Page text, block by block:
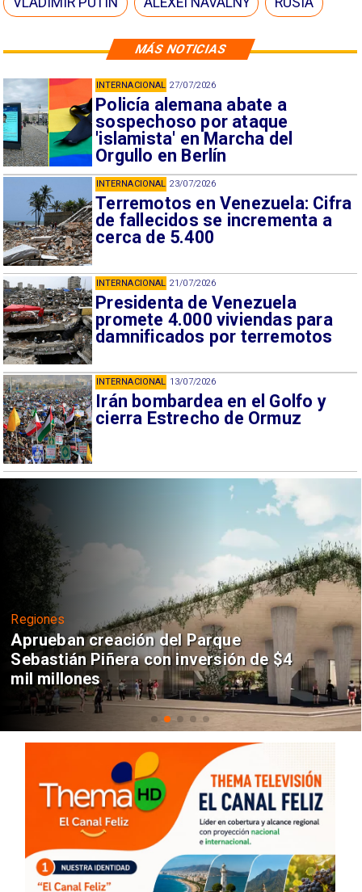
MÁS NOTICIAS
27/07/2026
Policía alemana abate a
sospechoso por ataque
'islamista' en Marcha del
Orgullo en Berlín
INTERNACIONAL
23/07/2026
Terremotos en Venezuela: Cifra
de fallecidos se incrementa a
cerca de 5.400
INTERNACIONAL
21/07/2026
Presidenta de Venezuela
promete 4.000 viviendas para
damnificados por terremotos
INTERNACIONAL
13/07/2026
Irán bombardea en el Golfo y
cierra Estrecho de Ormuz
INTERNACIONAL
Regiones
Aprueban creación del Parque
Sebastián Piñera con inversión de $4
mil millones